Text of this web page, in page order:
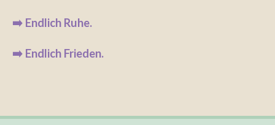
➡️ Endlich Ruhe.
➡️ Endlich Frieden.